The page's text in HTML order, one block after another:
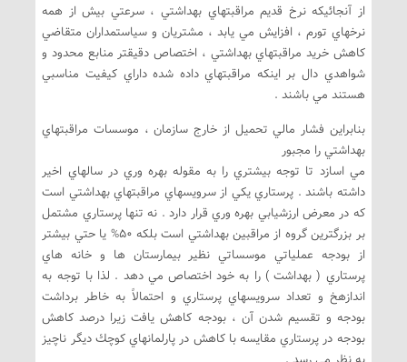
از آنجائيكه نرخ قديم مراقبتهاي بهداشتي ، سرعتي بيش از همه
نرخهاي تورم ، افزايش مي يابد ، مشتريان و سياستمداران متقاضي
كاهش خريد مراقبتهاي بهداشتي ، اختصاص دقيقتر منابع محدود و
شواهدي دال بر اينكه مراقبتهاي داده شده داراي كيفيت مناسبي
هستند مي باشند .
بنابراين فشار مالي تحميل از خارج سازمان ، موسسات مراقبتهاي
بهداشتي را مجبور
مي اسازد تا توجه بيشتري را به مقوله بهره وري در سالهاي اخير
داشته باشند . پرستاري يكي از سرويسهاي مراقبتهاي بهداشتي است
كه در معرض ارزشيابي بهره وري قرار دارد . نه تنها پرستاري مشتمل
بر بزرگترين گروه از مراقبين بهداشتي است بلكه 50% يا حتي بيشتر
از بودجه عملياتي موسساتي نظير بيمارستان ها و خانه هاي
پرستاري ( بهداشت ) را به خود اختصاص مي دهد . لذا با توجه به
اندازهخ و تعداد سرويسهاي پرستاري و احتمالاً به خاطر برداشت
بودجه و تقسيم شدن آن ، بودجه كاهش يافت زيرا درصد كاهش
بودجه در پرستاري مقايسه با كاهش در پارلمانهاي كوچك ديگر ناچيز